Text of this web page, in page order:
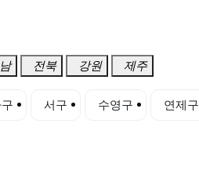
전북 강원 제주
서구 수영구 연제구